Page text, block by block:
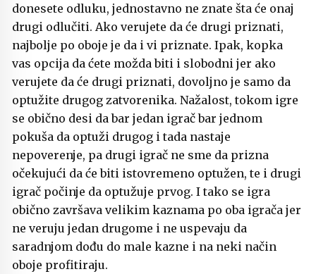
donesete odluku, jednostavno ne znate šta će onaj
drugi odlučiti. Ako verujete da će drugi priznati,
najbolje po oboje je da i vi priznate. Ipak, kopka
vas opcija da ćete možda biti i slobodni jer ako
verujete da će drugi priznati, dovoljno je samo da
optužite drugog zatvorenika. Nažalost, tokom igre
se obično desi da bar jedan igrač bar jednom
pokuša da optuži drugog i tada nastaje
nepoverenje, pa drugi igrač ne sme da prizna
očekujući da će biti istovremeno optužen, te i drugi
igrač počinje da optužuje prvog. I tako se igra
obično završava velikim kaznama po oba igrača jer
ne veruju jedan drugome i ne uspevaju da
saradnjom dođu do male kazne i na neki način
oboje profitiraju.